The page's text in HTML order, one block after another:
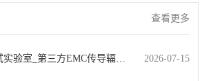
查看更多
2026-07-15
实验室_第三方EMC传导辐…